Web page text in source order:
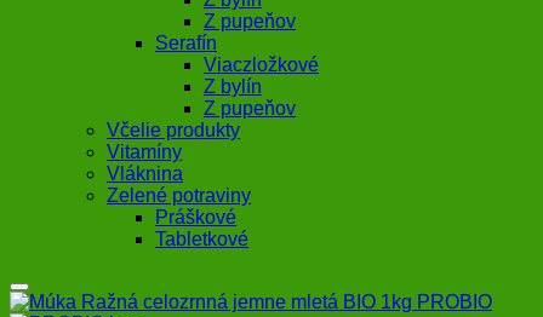
Z pupeňov
Serafín
Viaczložkové
Z bylín
Z pupeňov
Včelie produkty
Vitamíny
Vláknina
Zelené potraviny
Práškové
Tabletkové